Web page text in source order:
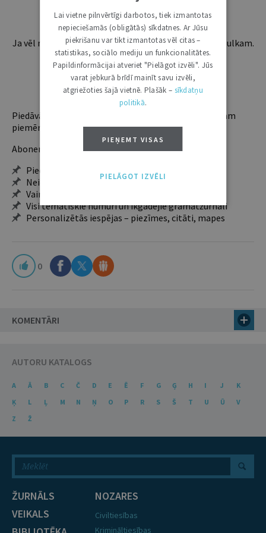
Ja vēl neesi abonents, aicinām pievienoties lasītāju pulkam.
Iegūsi tūlītēju piekļuvi digitālajam saturam!
ABONĒT
Piedāvājam trīs abonementu veidus. Vienam lietotājam
piemērotākais ir "Mazais" (3, 6 un 12 mēnešiem).
Abonentu ieguvumi:
Pieeja jaunākajam izdevumam
Neierobežota pieeja arhīvam – 24 h/7 d.
Vairāk nekā 18 000 rakstu un 2000 autoru
Visi tematiskie numuri un ikgadējie grāmatžurnāli
Personalizētās iespējas – piezīmes, citāti, mapes
0
KOMENTĀRI
AUTORU KATALOGS
A Ā B C Č D E Ē F G Ģ H I J
K
Ķ
L Ļ M N Ņ O P R S Š T U Ū
V
Z
Ž
ŽURNĀLS
VEIKALS
NOZARES
Civiltiesības
Krimināltiesības
Lai vietne pilnvērtīgi darbotos, tiek izmantotas
nepieciešamās (obligātās) sīkdatnes. Ar Jūsu
piekrišanu var tikt izmantotas vēl citas –
statistikas, sociālo mediju un funkcionalitātes.
Papildinformācijai atveriet "Pielāgot izvēli". Jūs
varat jebkurā brīdī mainīt savu izvēli,
atgriežoties šajā vietnē. Plašāk – sīkdatņu
politikā.
PIEŅEMT VISAS
PIELĀGOT IZVĒLI